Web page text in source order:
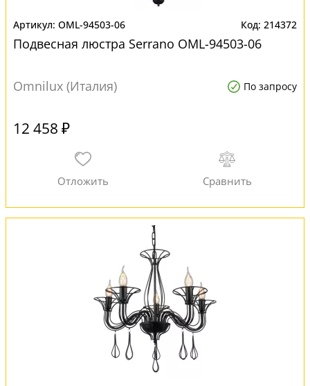
OML-94503-06 214372
Подвесная люстра Serrano OML-94503-06
Omnilux (Италия) По запросу
12 458 ₽